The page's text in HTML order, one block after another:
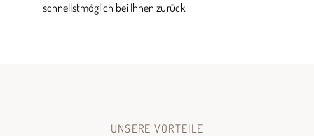
schnellstmöglich bei Ihnen zurück.
UNSERE VORTEILE